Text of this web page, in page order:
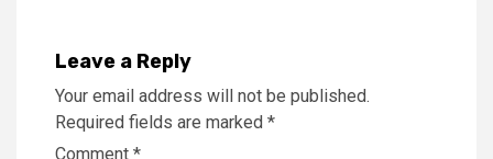
Leave a Reply
Your email address will not be published.
Required fields are marked *
Comment *